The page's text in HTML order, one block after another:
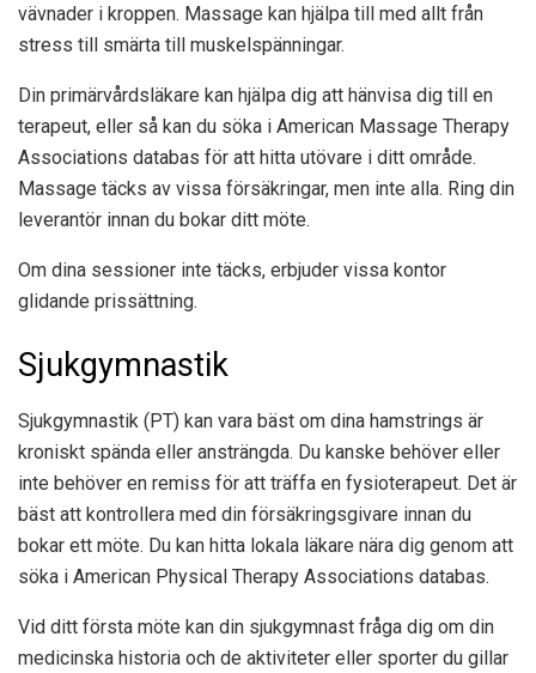
vävnader i kroppen. Massage kan hjälpa till med allt från
stress till smärta till muskelspänningar.
Din primärvårdsläkare kan hjälpa dig att hänvisa dig till en
terapeut, eller så kan du söka i American Massage Therapy
Associations databas för att hitta utövare i ditt område.
Massage täcks av vissa försäkringar, men inte alla. Ring din
leverantör innan du bokar ditt möte.
Om dina sessioner inte täcks, erbjuder vissa kontor
glidande prissättning.
Sjukgymnastik
Sjukgymnastik (PT) kan vara bäst om dina hamstrings är
kroniskt spända eller ansträngda. Du kanske behöver eller
inte behöver en remiss för att träffa en fysioterapeut. Det är
bäst att kontrollera med din försäkringsgivare innan du
bokar ett möte. Du kan hitta lokala läkare nära dig genom att
söka i American Physical Therapy Associations databas.
Vid ditt första möte kan din sjukgymnast fråga dig om din
medicinska historia och de aktiviteter eller sporter du gillar